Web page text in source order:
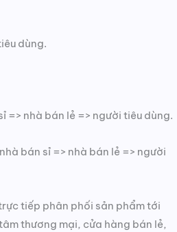
dùng.
=> nhà bán lẻ => người tiêu dùng.
bán sỉ => nhà bán lẻ => người
tiếp phân phối sản phẩm tới
thương mại, cửa hàng bán lẻ,